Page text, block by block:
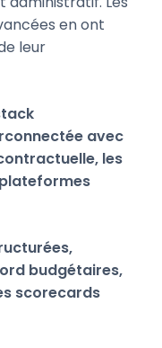
en ont
leur
avec
les
budgétaires,
scorecards